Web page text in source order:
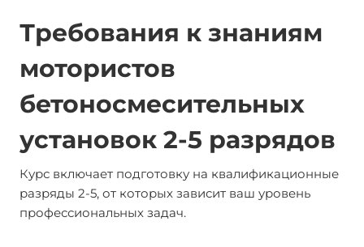
Требования к знаниям
мотористов
бетоносмесительных
установок 2-5 разрядов
Курс включает подготовку на квалификационные
разряды 2-5, от которых зависит ваш уровень
профессиональных задач.